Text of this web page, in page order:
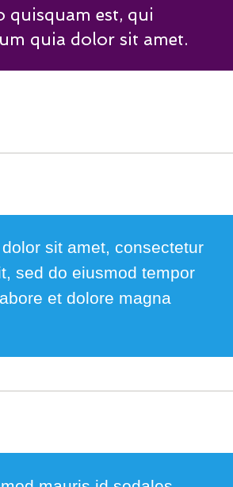
quisquam est, qui
quia dolor sit amet.
sit amet, consectetur
sed do eiusmod tempor
et dolore magna